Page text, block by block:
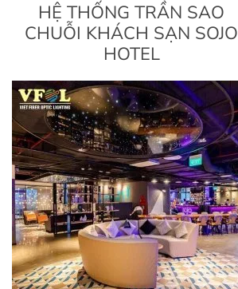
HỆ THỐNG TRẦN SAO
CHUỖI KHÁCH SẠN SOJO
HOTEL